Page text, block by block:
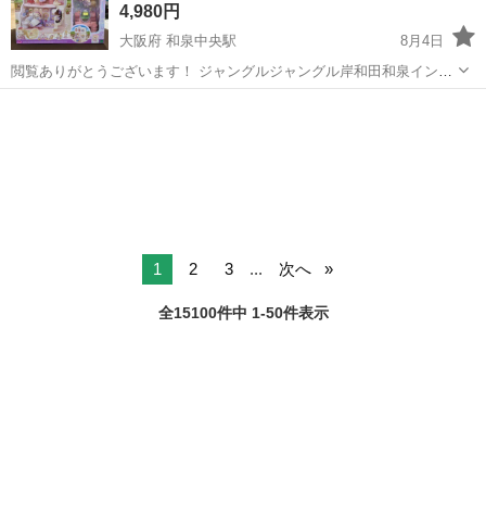
4,980円
大阪府 和泉中央駅
8月4日
閲覧ありがとうございます！ ジャングルジャングル岸和田和泉インタ
ー店です！ ---------------------------------------------- ■弊社を装った偽サイトに
1 2 3 ... 次へ
全15100件中 1-50件表示